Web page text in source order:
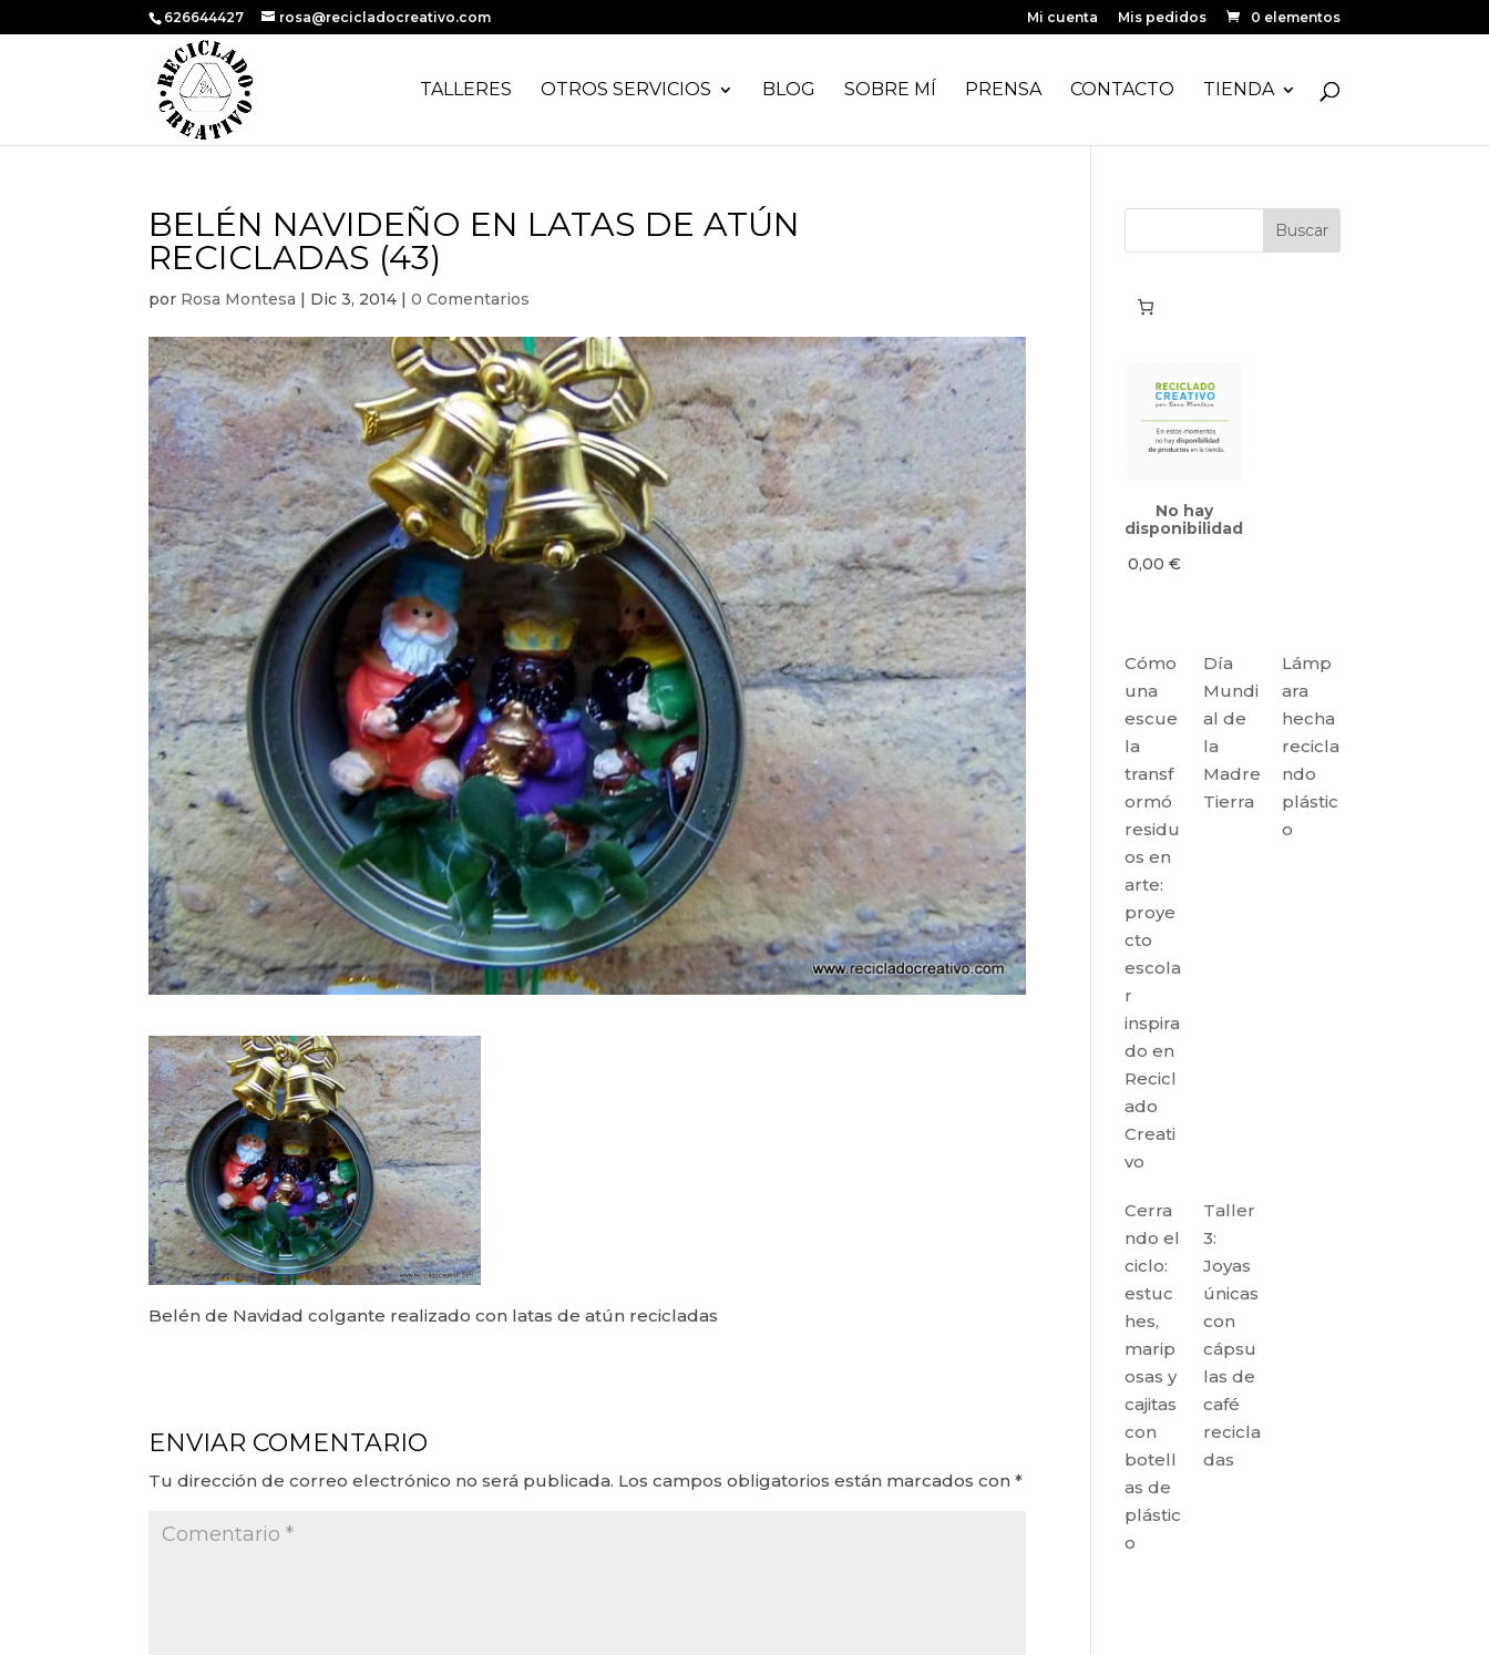
626644427 rosa@recicladocreativo.com Mi cuenta Mis pedidos 0 elementos
TALLERES OTROS SERVICIOS BLOG SOBRE MÍ PRENSA CONTACTO TIENDA
BELÉN NAVIDEÑO EN LATAS DE ATÚN
RECICLADAS (43)
por Rosa Montesa | Dic 3, 2014 |0 Comentarios
Belén de Navidad colgante realizado con latas de atún recicladas
ENVIAR COMENTARIO
Tu dirección de correo electrónico no será publicada. Los campos obligatorios están marcados con*
No hay
disponibilidad
0,00€
Cómo
una
escue
la
transf
ormó
residu
os en
arte:
proye
cto
escola
r
inspira
do en
Recicl
ado
Creati
vo
Día
Mundi
al de
la
Madre
Tierra
Lámp
ara
hecha
recicla
ndo
plástic
o
Cerra
ndo el
ciclo:
estuc
hes,
marip
osas y
cajitas
con
botell
as de
plástic
o
Taller
3:
Joyas
únicas
con
cápsu
las de
café
recicla
das